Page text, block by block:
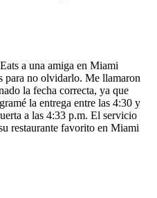
a una amiga en Miami
para no olvidarlo. Me llamaron
la fecha correcta, ya que
la entrega entre las 4:30 y
a las 4:33 p.m. El servicio
restaurante favorito en Miami